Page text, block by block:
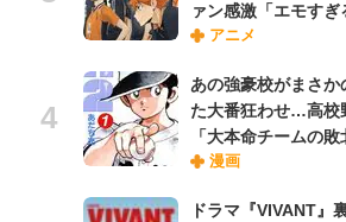
ァン感激「エモすぎ
アニメ
あの強豪校がまさ
た大番狂わせ…高校
「大本命チームの敗
漫画
ドラマ『VIVANT』